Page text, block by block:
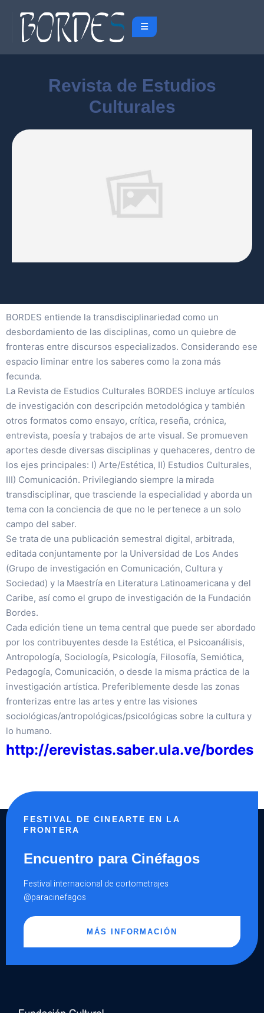
Revista de Estudios
Culturales
BORDES entiende la transdisciplinariedad como un
desbordamiento de las disciplinas, como un quiebre de
fronteras entre discursos especializados. Considerando ese
espacio liminar entre los saberes como la zona más
fecunda.
La Revista de Estudios Culturales BORDES incluye artículos
de investigación con descripción metodológica y también
otros formatos como ensayo, crítica, reseña, crónica,
entrevista, poesía y trabajos de arte visual. Se promueven
aportes desde diversas disciplinas y quehaceres, dentro de
los ejes principales: I) Arte/Estética, II) Estudios Culturales,
III) Comunicación. Privilegiando siempre la mirada
transdisciplinar, que trasciende la especialidad y aborda un
tema con la conciencia de que no le pertenece a un solo
campo del saber.
Se trata de una publicación semestral digital, arbitrada,
editada conjuntamente por la Universidad de Los Andes
(Grupo de investigación en Comunicación, Cultura y
Sociedad) y la Maestría en Literatura Latinoamericana y del
Caribe, así como el grupo de investigación de la Fundación
Bordes.
Cada edición tiene un tema central que puede ser abordado
por los contribuyentes desde la Estética, el Psicoanálisis,
Antropología, Sociología, Psicología, Filosofía, Semiótica,
Pedagogía, Comunicación, o desde la misma práctica de la
investigación artística. Preferiblemente desde las zonas
fronterizas entre las artes y entre las visiones
sociológicas/antropológicas/psicológicas sobre la cultura y
lo humano.
http://erevistas.saber.ula.ve/bordes
FESTIVAL DE CINEARTE EN LA
FRONTERA
Encuentro para Cinéfagos
Festival internacional de cortometrajes
@paracinefagos
MÁS INFORMACIÓN